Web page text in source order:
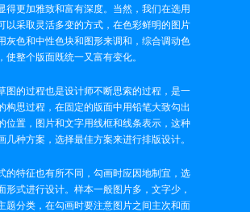
得更加雅致和富有深度。当然，我们在选用
以采取灵活多变的方式，在色彩鲜明的图片
灰色和中性色块和图形来调和，综合调动色
使整个版面既统一又富有变化。
图的过程也是设计师不断思索的过程，是一
构思过程，在固定的版面中用铅笔大致勾出
位置，图片和文字用线框和线条表示，这种
几种方案，选择最佳方案来进行排版设计。
的特征也有所不同，勾画时应因地制宜，选
形式进行设计。样本一般图片多，文字少，
题分类，在勾画时要注意图片之间主次和面